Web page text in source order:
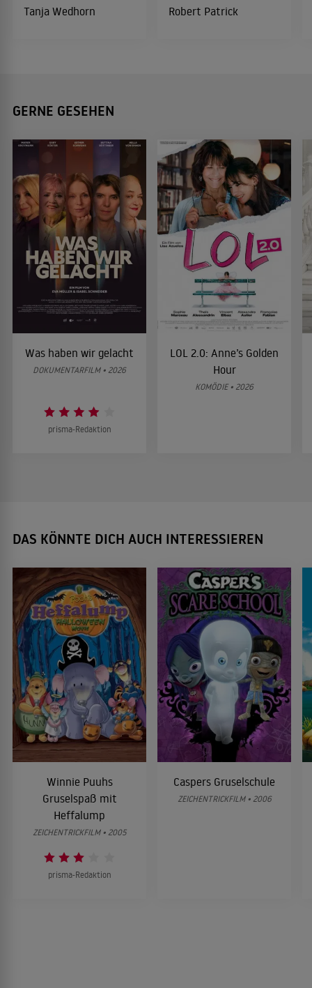
Tanja Wedhorn Robert Patrick
GERNE GESEHEN
Was haben wir gelacht
DOKUMENTARFILM • 2026
prisma-Redaktion
LOL 2.0: Anne’s Golden
Hour
KOMÖDIE • 2026
DAS KÖNNTE DICH AUCH INTERESSIEREN
Winnie Puuhs
Gruselspaß mit
Heffalump
ZEICHENTRICKFILM • 2005
prisma-Redaktion
Caspers Gruselschule
ZEICHENTRICKFILM • 2006